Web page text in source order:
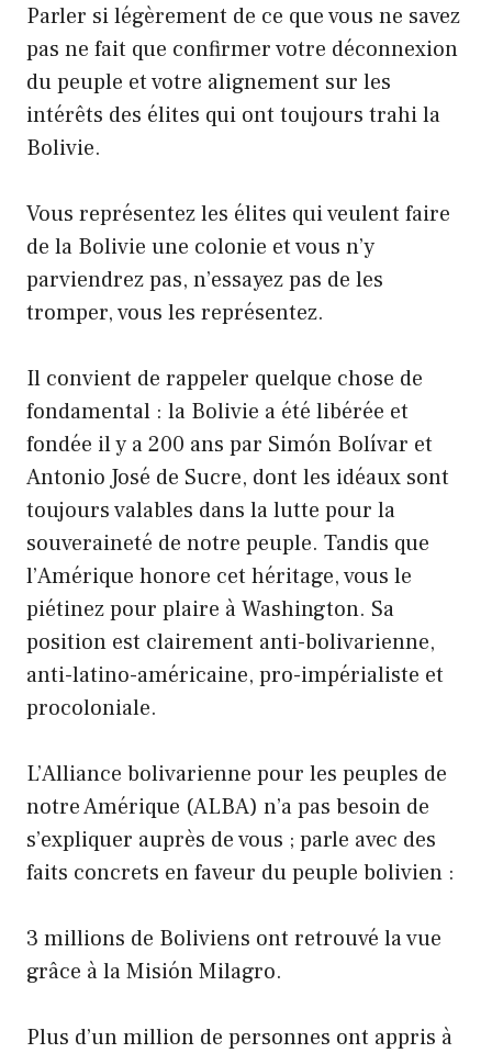
Parler si légèrement de ce que vous ne savez
pas ne fait que confirmer votre déconnexion
du peuple et votre alignement sur les
intérêts des élites qui ont toujours trahi la
Bolivie.
Vous représentez les élites qui veulent faire
de la Bolivie une colonie et vous n’y
parviendrez pas, n’essayez pas de les
tromper, vous les représentez.
Il convient de rappeler quelque chose de
fondamental : la Bolivie a été libérée et
fondée il y a 200 ans par Simón Bolívar et
Antonio José de Sucre, dont les idéaux sont
toujours valables dans la lutte pour la
souveraineté de notre peuple. Tandis que
l’Amérique honore cet héritage, vous le
piétinez pour plaire à Washington. Sa
position est clairement anti-bolivarienne,
anti-latino-américaine, pro-impérialiste et
procoloniale.
L’Alliance bolivarienne pour les peuples de
notre Amérique (ALBA) n’a pas besoin de
s’expliquer auprès de vous ; parle avec des
faits concrets en faveur du peuple bolivien :
3 millions de Boliviens ont retrouvé la vue
grâce à la Misión Milagro.
Plus d’un million de personnes ont appris à